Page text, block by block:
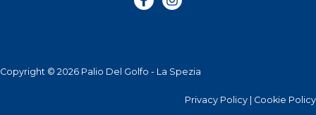
Copyright © 2026 Palio Del Golfo - La Spezia
Privacy Policy Cookie Policy